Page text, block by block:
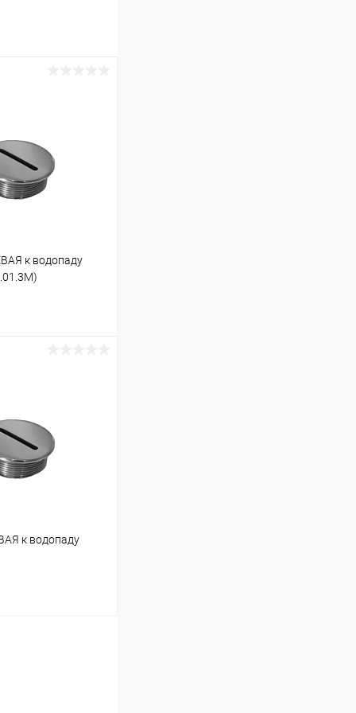
к водопаду
Под заказ
к водопаду